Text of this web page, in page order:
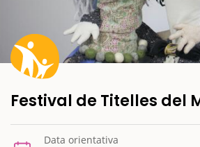
Festival de Titelles del
Data orientativa